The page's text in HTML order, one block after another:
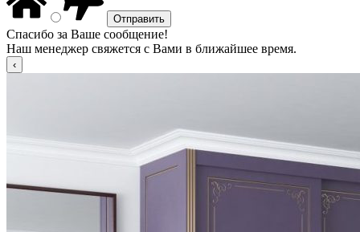
Спасибо за Ваше сообщение!
Наш менеджер свяжется с Вами в ближайшее время.